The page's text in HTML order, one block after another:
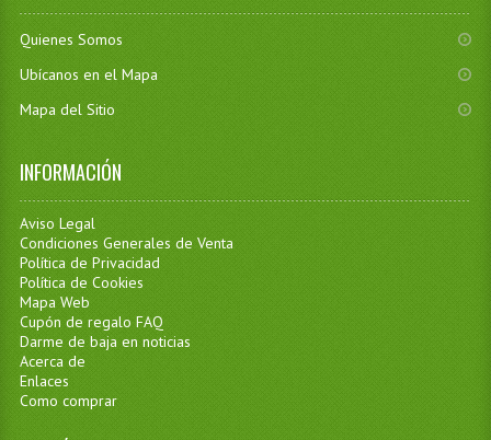
Quienes Somos
Ubícanos en el Mapa
Mapa del Sitio
INFORMACIÓN
Aviso Legal
Condiciones Generales de Venta
Política de Privacidad
Política de Cookies
Mapa Web
Cupón de regalo FAQ
Darme de baja en noticias
Acerca de
Enlaces
Como comprar